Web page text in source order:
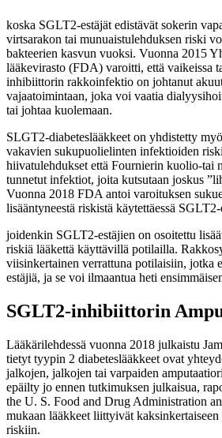
koska SGLT2-estäjät edistävät sokerin
virtsarakon tai munuaistulehduksen riski
bakteerien kasvun vuoksi. Vuonna 2015
lääkevirasto (FDA) varoitti, että vaikeissa
inhibiittorin rakkoinfektio on johtanut
vajaatoimintaan, joka voi vaatia
tai johtaa kuolemaan.
SLGT2-diabeteslääkkeet on yhdistetty
vakavien sukupuolielinten infektioiden
hiivatulehdukset että Fournierin kuolio-tai
tunnetut infektiot, joita kutsutaan joskus
Vuonna 2018 FDA antoi varoituksen
lisääntyneestä riskistä käytettäessä SGLT2-
joidenkin SGLT2-estäjien on osoitettu
riskiä lääkettä käyttävillä potilailla.
viisinkertainen verrattuna potilaisiin, jotka
estäjiä, ja se voi ilmaantua heti
SGLT2-inhibiittorin
Lääkärilehdessä vuonna 2018 julkaistu
tietyt tyypin 2 diabeteslääkkeet ovat
jalkojen, jalkojen tai varpaiden
epäilty jo ennen tutkimuksen julkaisua,
the U. S. Food and Drug Administration
mukaan lääkkeet liittyivät kaksinkertaiseen
riskiin.